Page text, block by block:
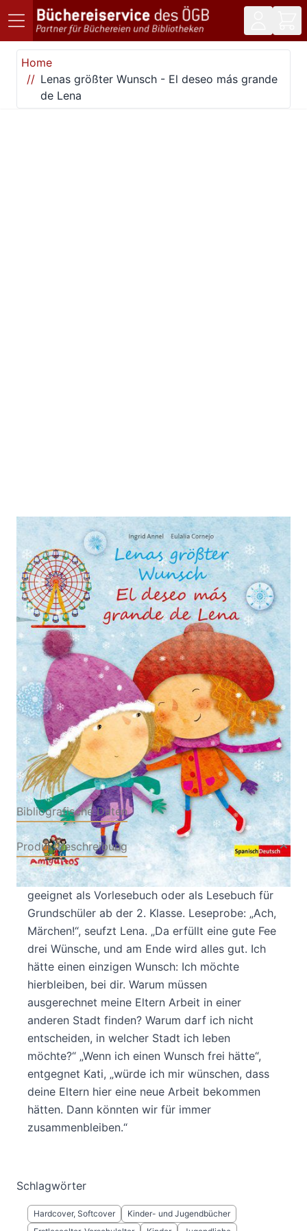
Direkt zum Inhalt
Home
Lenas größter Wunsch - El deseo más grande
de Lena
Lenas größter Wunsch - El deseo
más grande de Lena
Zur Wunschliste hinzufügen
VonIngrid Annel
Verlag: Amiguitos -
Sprachen für Kinder
12.10.2015
Buch 48 Seiten
Keine Angabe
ISBN: 978-3-
94307941-8
Bibliografische Daten
Produktbeschreibung
Eine anrührende Geschichte in zwei Sprachen,
geeignet als Vorlesebuch oder als Lesebuch für
Grundschüler ab der 2. Klasse. Leseprobe: „Ach,
Märchen!“, seufzt Lena. „Da erfüllt eine gute Fee
drei Wünsche, und am Ende wird alles gut. Ich
hätte einen einzigen Wunsch: Ich möchte
hierbleiben, bei dir. Warum müssen
ausgerechnet meine Eltern Arbeit in einer
anderen Stadt finden? Warum darf ich nicht
entscheiden, in welcher Stadt ich leben
möchte?“ „Wenn ich einen Wunsch frei hätte“,
entgegnet Kati, „würde ich mir wünschen, dass
deine Eltern hier eine neue Arbeit bekommen
hätten. Dann könnten wir für immer
zusammenbleiben.“
Schlagwörter
Hardcover, Softcover
Kinder- und Jugendbücher